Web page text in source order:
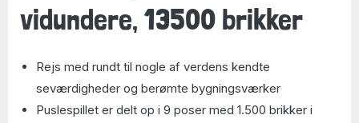
vidundere, 13500 brikker
Rejs med rundt til nogle af verdens kendte
seværdigheder og berømte bygningsværker
Puslespillet er delt op i 9 poser med 1.500 brikker i